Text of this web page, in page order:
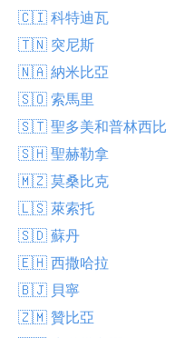
🇨🇮 科特迪瓦
🇹🇳 突尼斯
🇳🇦 納米比亞
🇸🇴 索馬里
🇸🇹 聖多美和普林西比
🇸🇭 聖赫勒拿
🇲🇿 莫桑比克
🇱🇸 萊索托
🇸🇩 蘇丹
🇪🇭 西撒哈拉
🇧🇯 貝寧
🇿🇲 贊比亞